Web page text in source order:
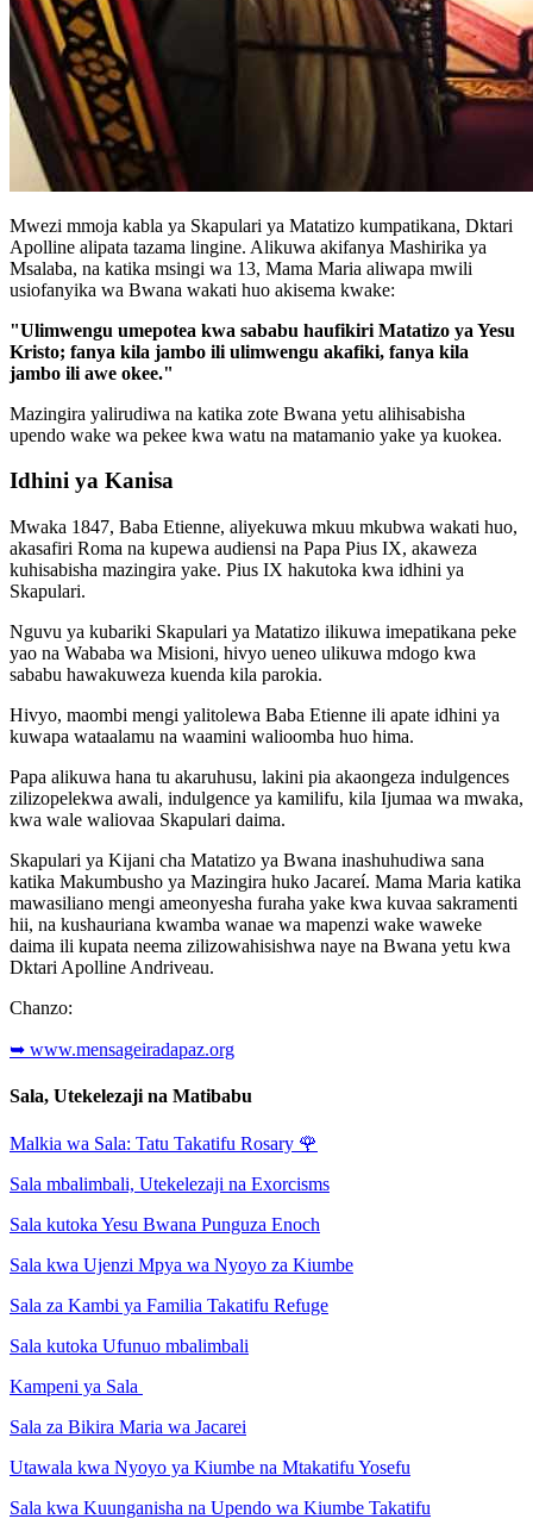
Mwezi mmoja kabla ya Skapulari ya Matatizo kumpatikana, Dktari
Apolline alipata tazama lingine. Alikuwa akifanya Mashirika ya
Msalaba, na katika msingi wa 13, Mama Maria aliwapa mwili
usiofanyika wa Bwana wakati huo akisema kwake:
"Ulimwengu umepotea kwa sababu haufikiri Matatizo ya Yesu
Kristo; fanya kila jambo ili ulimwengu akafiki, fanya kila
jambo ili awe okee."
Mazingira yalirudiwa na katika zote Bwana yetu alihisabisha
upendo wake wa pekee kwa watu na matamanio yake ya kuokea.
Idhini ya Kanisa
Mwaka 1847, Baba Etienne, aliyekuwa mkuu mkubwa wakati huo,
akasafiri Roma na kupewa audiensi na Papa Pius IX, akaweza
kuhisabisha mazingira yake. Pius IX hakutoka kwa idhini ya
Skapulari.
Nguvu ya kubariki Skapulari ya Matatizo ilikuwa imepatikana peke
yao na Wababa wa Misioni, hivyo ueneo ulikuwa mdogo kwa
sababu hawakuweza kuenda kila parokia.
Hivyo, maombi mengi yalitolewa Baba Etienne ili apate idhini ya
kuwapa wataalamu na waamini walioomba huo hima.
Papa alikuwa hana tu akaruhusu, lakini pia akaongeza indulgences
zilizopelekwa awali, indulgence ya kamilifu, kila Ijumaa wa mwaka,
kwa wale waliovaa Skapulari daima.
Skapulari ya Kijani cha Matatizo ya Bwana inashuhudiwa sana
katika Makumbusho ya Mazingira huko Jacareí. Mama Maria katika
mawasiliano mengi ameonyesha furaha yake kwa kuvaa sakramenti
hii, na kushauriana kwamba wanae wa mapenzi wake waweke
daima ili kupata neema zilizowahisishwa naye na Bwana yetu kwa
Dktari Apolline Andriveau.
Chanzo:
➥ www.mensageiradapaz.org
Sala, Utekelezaji na Matibabu
Malkia wa Sala: Tatu Takatifu Rosary 🌹
Sala mbalimbali, Utekelezaji na Exorcisms
Sala kutoka Yesu Bwana Punguza Enoch
Sala kwa Ujenzi Mpya wa Nyoyo za Kiumbe
Sala za Kambi ya Familia Takatifu Refuge
Sala kutoka Ufunuo mbalimbali
Kampeni ya Sala
Sala za Bikira Maria wa Jacarei
Utawala kwa Nyoyo ya Kiumbe na Mtakatifu Yosefu
Sala kwa Kuunganisha na Upendo wa Kiumbe Takatifu